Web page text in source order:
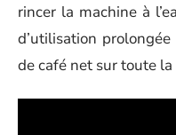
rincer la machine à
d’utilisation
de café net sur toute la